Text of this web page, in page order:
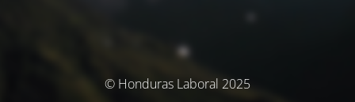
© Honduras Laboral 2025